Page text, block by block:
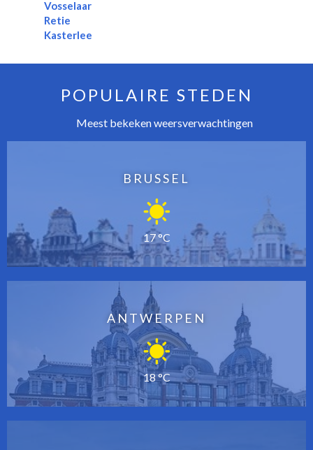
Vosselaar
Retie
Kasterlee
POPULAIRE STEDEN
Meest bekeken weersverwachtingen
BRUSSEL
17 °C
ANTWERPEN
18 °C